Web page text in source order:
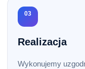
03
Realizacja
Wykonujemy